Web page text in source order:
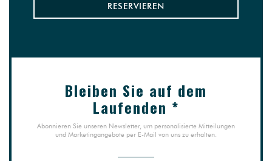
RESERVIEREN
Bleiben Sie auf dem
Laufenden *
Abonnieren Sie unseren Newsletter, um personalisierte Mitteilungen
und Marketingangebote per E-Mail von uns zu erhalten.